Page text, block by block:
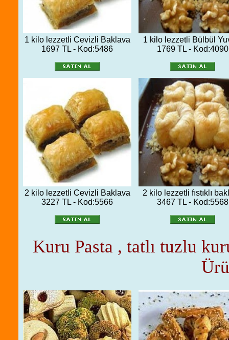
1 kilo lezzetli Cevizli Baklava
1697 TL - Kod:5486
1 kilo lezzetli Bülbül
1769 TL - Kod:4090
2 kilo lezzetli Cevizli Baklava
3227 TL - Kod:5566
2 kilo lezzetli fıstıklı
3467 TL - Kod:5568
Kuru Pasta , tatlı tuzlu